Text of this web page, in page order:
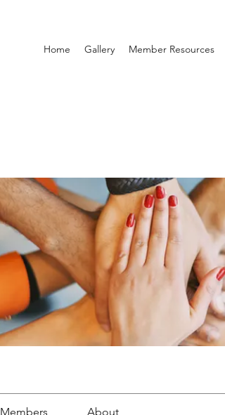
Home Gallery Member Resources
Members About